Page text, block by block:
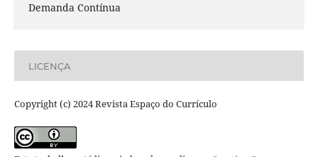
Demanda Contínua
LICENÇA
Copyright (c) 2024 Revista Espaço do Currículo